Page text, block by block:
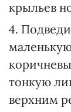
крыльев
4.
тонкую
верхним